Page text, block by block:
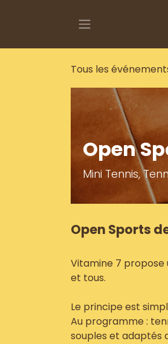
Tous les
Open
Mini Tennis,
Open Sports
Vitamine 7 propose
et tous.
Le principe est
Au programme :
souples et adaptés